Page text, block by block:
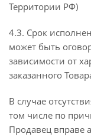
Территории РФ)
4.3. Срок
может быть
зависимости от
заказанного
В случае
том числе по
Продавец вправе